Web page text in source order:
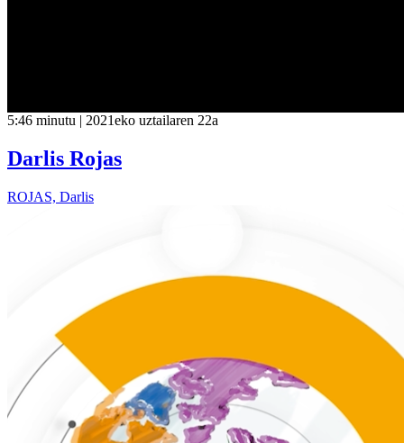
5:46 minutu | 2021eko uztailaren 22a
Darlis Rojas
ROJAS, Darlis